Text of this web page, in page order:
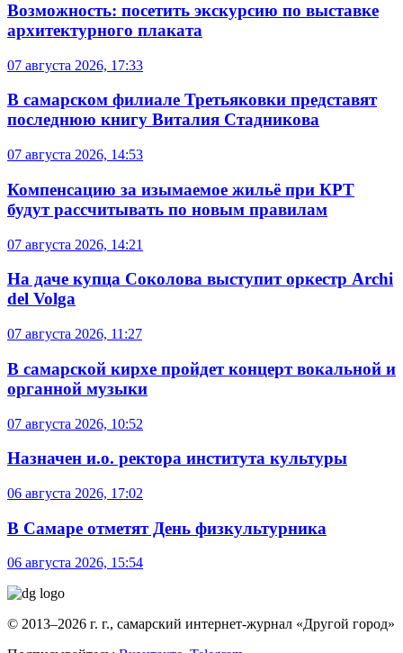
Возможность: посетить экскурсию по выставке
архитектурного плаката
07 августа 2026, 17:33
В самарском филиале Третьяковки представят
последнюю книгу Виталия Стадникова
07 августа 2026, 14:53
Компенсацию за изымаемое жильё при КРТ
будут рассчитывать по новым правилам
07 августа 2026, 14:21
На даче купца Соколова выступит оркестр Archi
del Volga
07 августа 2026, 11:27
В самарской кирхе пройдет концерт вокальной и
органной музыки
07 августа 2026, 10:52
Назначен и.о. ректора института культуры
06 августа 2026, 17:02
В Самаре отметят День физкультурника
06 августа 2026, 15:54
© 2013–2026 г. г., самарский интернет-журнал «Другой город»